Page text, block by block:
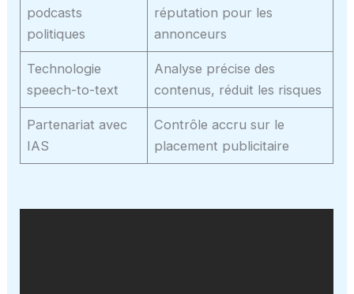
podcasts
politiques
réputation pour les
annonceurs
Technologie
speech-to-text
Analyse précise des
contenus, réduit les risques
Partenariat avec
IAS
Contrôle accru sur le
placement publicitaire